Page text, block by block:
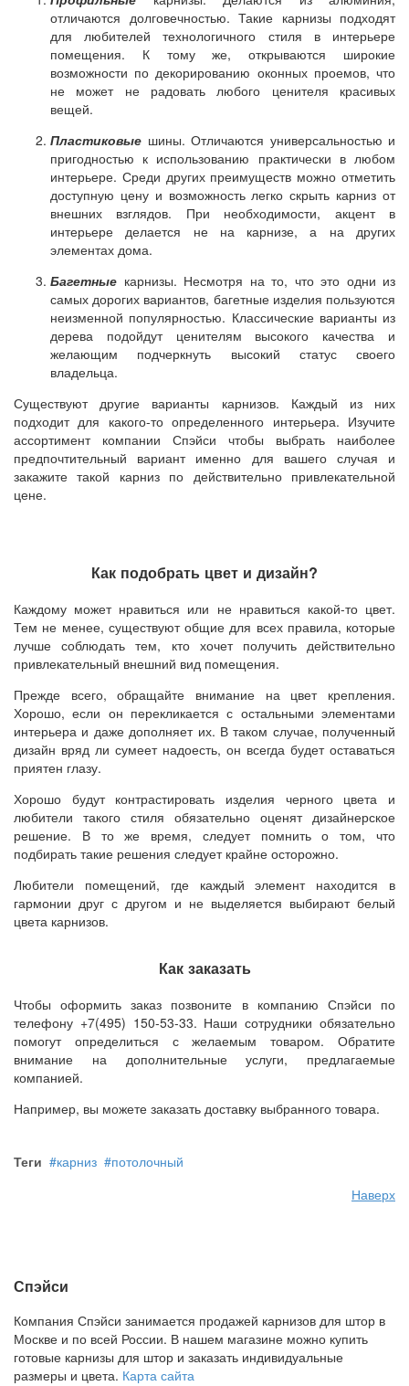
отличаются долговечностью. Такие карнизы подходят
для любителей технологичного стиля в интерьере
помещения. К тому же, открываются широкие
возможности по декорированию оконных проемов, что
не может не радовать любого ценителя красивых
вещей.
Пластиковые шины. Отличаются универсальностью и
пригодностью к использованию практически в любом
интерьере. Среди других преимуществ можно отметить
доступную цену и возможность легко скрыть карниз от
внешних взглядов. При необходимости, акцент в
интерьере делается не на карнизе, а на других
элементах дома.
Багетные карнизы. Несмотря на то, что это одни из
самых дорогих вариантов, багетные изделия пользуются
неизменной популярностью. Классические варианты из
дерева подойдут ценителям высокого качества и
желающим подчеркнуть высокий статус своего
владельца.
Существуют другие варианты карнизов. Каждый из них
подходит для какого-то определенного интерьера. Изучите
ассортимент компании Спэйси чтобы выбрать наиболее
предпочтительный вариант именно для вашего случая и
закажите такой карниз по действительно привлекательной
цене.
Как подобрать цвет и дизайн?
Каждому может нравиться или не нравиться какой-то цвет.
Тем не менее, существуют общие для всех правила, которые
лучше соблюдать тем, кто хочет получить действительно
привлекательный внешний вид помещения.
Прежде всего, обращайте внимание на цвет крепления.
Хорошо, если он перекликается с остальными элементами
интерьера и даже дополняет их. В таком случае, полученный
дизайн вряд ли сумеет надоесть, он всегда будет оставаться
приятен глазу.
Хорошо будут контрастировать изделия черного цвета и
любители такого стиля обязательно оценят дизайнерское
решение. В то же время, следует помнить о том, что
подбирать такие решения следует крайне осторожно.
Любители помещений, где каждый элемент находится в
гармонии друг с другом и не выделяется выбирают белый
цвета карнизов.
Как заказать
Чтобы оформить заказ позвоните в компанию Спэйси по
телефону +7(495) 150-53-33. Наши сотрудники обязательно
помогут определиться с желаемым товаром. Обратите
внимание на дополнительные услуги, предлагаемые
компанией.
Например, вы можете заказать доставку выбранного товара.
Теги карниз
потолочный
Наверх
Спэйси
Компания Спэйси занимается продажей карнизов для штор в
Москве и по всей России. В нашем магазине можно купить
готовые карнизы для штор и заказать индивидуальные
размеры и цвета. Карта сайта